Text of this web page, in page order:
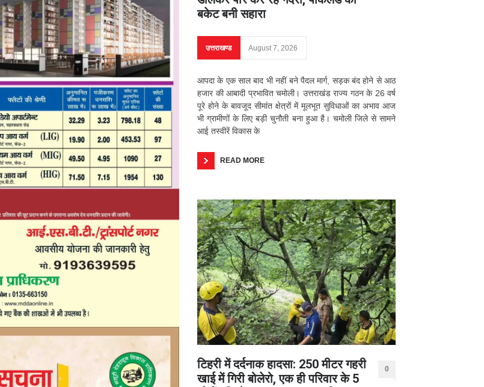
बकेट बनी सहारा
उत्तराखण्ड August 7, 2026
आपदा के एक साल बाद भी नहीं बने पैदल मार्ग, सड़क बंद होने से आठ
हजार की आबादी प्रभावित चमोली। उत्तराखंड राज्य गठन के 26 वर्ष
पूरे होने के बावजूद सीमांत क्षेत्रों में मूलभूत सुविधाओं का अभाव आज
भी ग्रामीणों के लिए बड़ी चुनौती बना हुआ है। चमोली जिले से सामने
आई तस्वीरें विकास के
READ MORE
टिहरी में दर्दनाक हादसा: 250 मीटर गहरी
खाई में गिरी बोलेरो, एक ही परिवार के 5
0